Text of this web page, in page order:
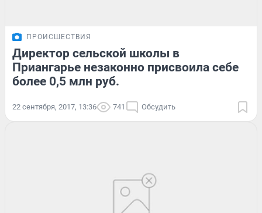
ПРОИСШЕСТВИЯ
Директор сельской школы в
Приангарье незаконно присвоила себе
более 0,5 млн руб.
22 сентября, 2017, 13:36 741 Обсудить